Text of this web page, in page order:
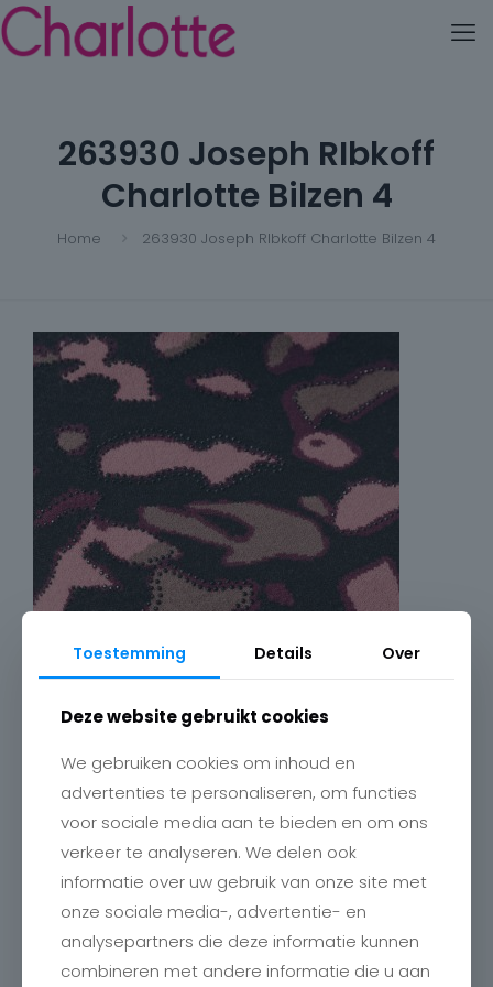
263930 Joseph RIbkoff
Charlotte Bilzen 4
Home 263930 Joseph RIbkoff Charlotte Bilzen 4
Toestemming Details Over
Deze website gebruikt cookies
We gebruiken cookies om inhoud en
advertenties te personaliseren, om functies
voor sociale media aan te bieden en om ons
verkeer te analyseren. We delen ook
informatie over uw gebruik van onze site met
onze sociale media-, advertentie- en
analysepartners die deze informatie kunnen
combineren met andere informatie die u aan